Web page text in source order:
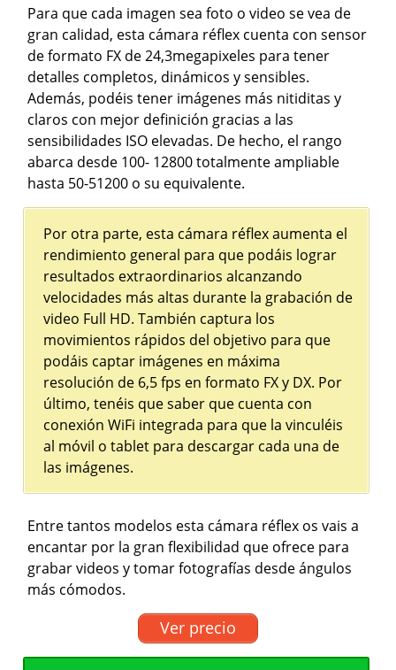
Para que cada imagen sea foto o video se vea de
gran calidad, esta cámara réflex cuenta con sensor
de formato FX de 24,3megapixeles para tener
detalles completos, dinámicos y sensibles.
Además, podéis tener imágenes más nitiditas y
claros con mejor definición gracias a las
sensibilidades ISO elevadas. De hecho, el rango
abarca desde 100- 12800 totalmente ampliable
hasta 50-51200 o su equivalente.
Por otra parte, esta cámara réflex aumenta el
rendimiento general para que podáis lograr
resultados extraordinarios alcanzando
velocidades más altas durante la grabación de
video Full HD. También captura los
movimientos rápidos del objetivo para que
podáis captar imágenes en máxima
resolución de 6,5 fps en formato FX y DX. Por
último, tenéis que saber que cuenta con
conexión WiFi integrada para que la vinculéis
al móvil o tablet para descargar cada una de
las imágenes.
Entre tantos modelos esta cámara réflex os vais a
encantar por la gran flexibilidad que ofrece para
grabar videos y tomar fotografías desde ángulos
más cómodos.
Ver precio